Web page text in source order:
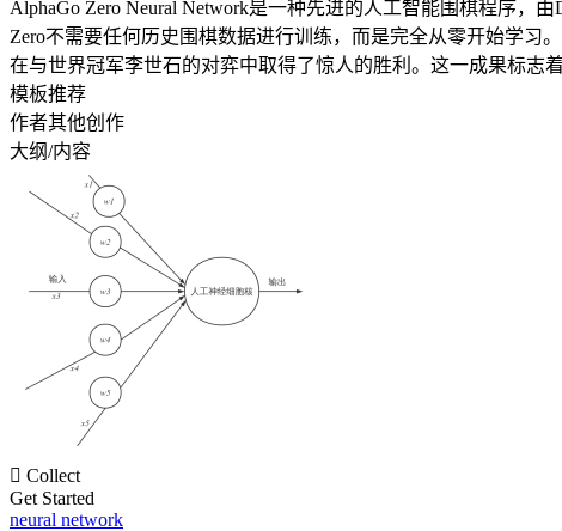
AlphaGo Zero Neural Network是一种先进的人工智能围棋程序，
Zero不需要任何历史围棋数据进行训练，而是完全从零开始学习
在与世界冠军李世石的对弈中取得了惊人的胜利。这一成果标志
模板推荐
作者其他创作
大纲/内容
 Collect
Get Started
neural network